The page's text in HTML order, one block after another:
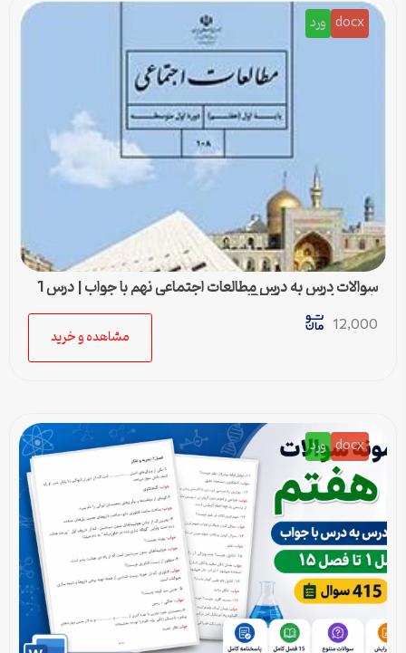
docx ورد
سوالات درس به درس مطالعات اجتماعی نهم با جواب | درس 1
تا درس 24 (ورد و PDF)
12,000
مشاهده و خرید
docx ورد